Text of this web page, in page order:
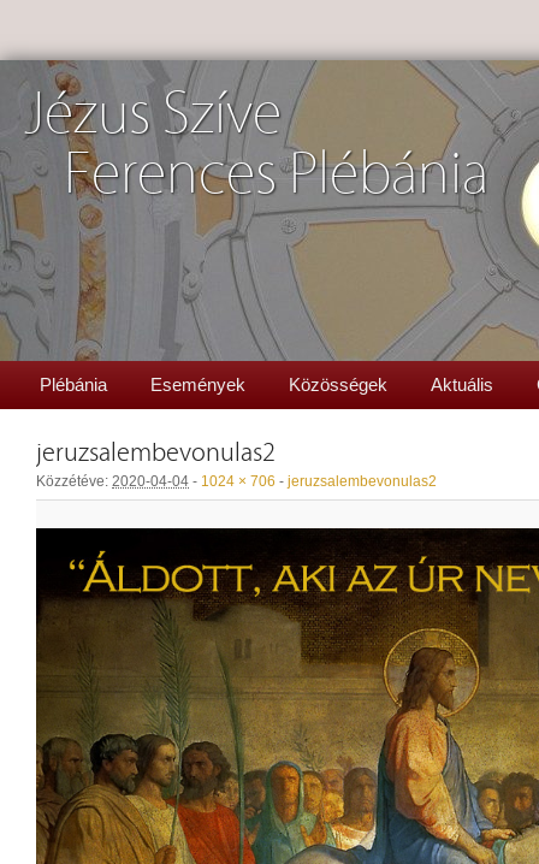
Jézus Szíve
Ferences Plébánia
Plébánia Események Közösségek Aktuális
jeruzsalembevonulas2
Közzétéve: 2020-04-04 - 1024 × 706 - jeruzsalembevonulas2